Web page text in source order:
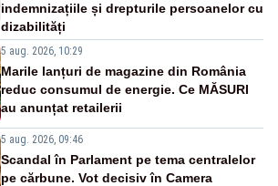
indemnizațiile și drepturile persoanelor cu
dizabilități
5 aug. 2026, 10:29
Marile lanțuri de magazine din România
reduc consumul de energie. Ce MĂSURI
au anunțat retailerii
5 aug. 2026, 09:46
Scandal în Parlament pe tema centralelor
pe cărbune. Vot decisiv în Camera